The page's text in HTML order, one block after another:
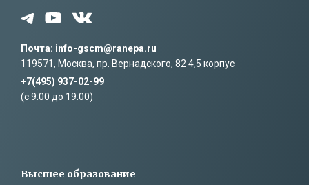
Почта: info-gscm@ranepa.ru
119571, Москва, пр. Вернадского, 82 4,5 корпус
+7(495) 937-02-99
(c 9:00 до 19:00)
Высшее образование